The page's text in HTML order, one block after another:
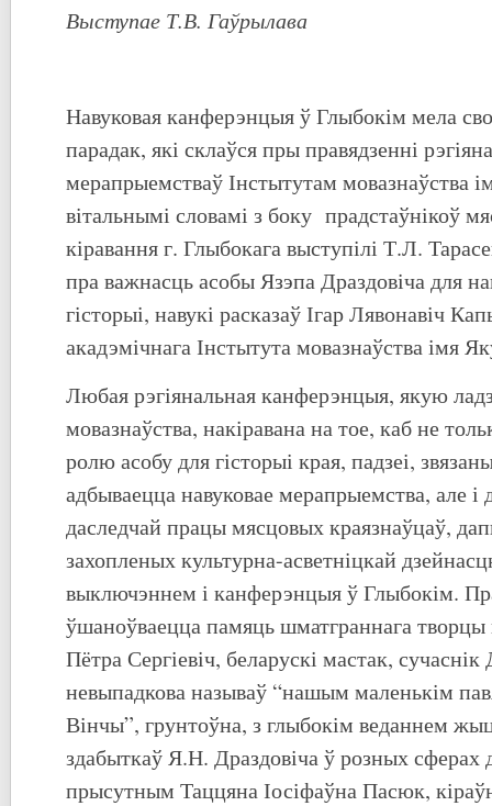
Выступае Т.В. Гаўрылава
Навуковая канферэнцыя ў Глыбокім мела
парадак, які склаўся пры правядзенні
мерапрыемстваў Інстытутам мовазнаўства
вітальнымі словамі з боку прадстаўнікоў
кіравання г. Глыбокага выступілі Т.Л.
пра важнасць асобы Язэпа Драздовіча для
гісторыі, навукі расказаў Ігар Лявонавіч
акадэмічнага Інстытута мовазнаўства імя
Любая рэгіянальная канферэнцыя, якую
мовазнаўства, накіравана на тое, каб не
ролю асобу для гісторыі края, падзеі,
адбываецца навуковае мерапрыемства, але і
даследчай працы мясцовых краязнаўцаў,
захопленых культурна-асветніцкай
выключэннем і канферэнцыя ў Глыбокім.
ўшаноўваецца памяць шматграннага творцы
Пётра Сергіевіч, беларускі мастак, сучаснік
невыпадкова называў “нашым маленькім
Вінчы”, грунтоўна, з глыбокім веданнем
здабыткаў Я.Н. Драздовіча ў розных сферах
прысутным Таццяна Іосіфаўна Пасюк,